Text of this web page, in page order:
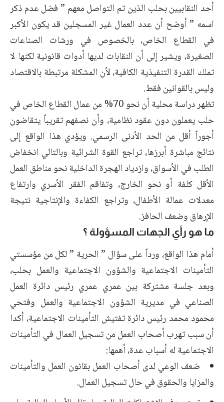
أحد النقابيين بحلب الذين تم التواصل معهم ” فضل عدم ذكر
اسمه ” أوضح أن عدد العمال غير المسجلين قد يكون الأكبر
في القطاع الخاص، بالخصوص في ورشات الصناعات
الصغيرة، ويشير إلى أن النقابات لديها أدوات قانونية لكنها لا
تملك القدرة التنفيذية الكافية، لأن المشكلة مرتبطة بالاقتصاد
وليس بالقوانين فقط.
تظهر دراسة محلية أن نحو 70% من عمال القطاع الخاص في
حلب يعملون دون عقود نظامية، وأن نصفهم تقريباً يتقاضون
أجوراً أقل من الحد الأدنى الرسمي. ويؤدي هذا الواقع إلى
نتائج مباشرة أبرزها، تراجع القوة الشرائية وبالتالي انخفاض
الطلب في الأسواق، وازدياد الهجرة الداخلية نحو مناطق العمل
الأقل كلفة أو نحو الخارج، وتفاقم الفقر الأسري وارتفاع
معدلات عمالة الأطفال، وتراجع الكفاءة والإنتاجية نتيجة
الإرهاق وضعف الحافز.
ما هو رأي الجهات المسؤولة ؟
أمام هذا الواقع، ورداً على سؤال ” الحرية ” لكل من مؤسستي
التأمينات الاجتماعية والشؤون الاجتماعية والعمل بحلب،
وبعد جلسة مشتركة بين عمري عمري رئيس دائرة العمل
الصناعي في مديرية الشؤون الاجتماعية والعمل وفتحي
محمود محمد رئيس دائرة تفتيش التأمينات الاجتماعية، أكدا
أن سبب تهرب أصحاب العمل من تسجيل العمال في التأمينات
الاجتماعية له أسباب عدة، أهمها:
ضعف الوعي لدى أصحاب العمل بقانون العمل والتأمينات
والمزايا والحقوق في حال تسجيل العمال.